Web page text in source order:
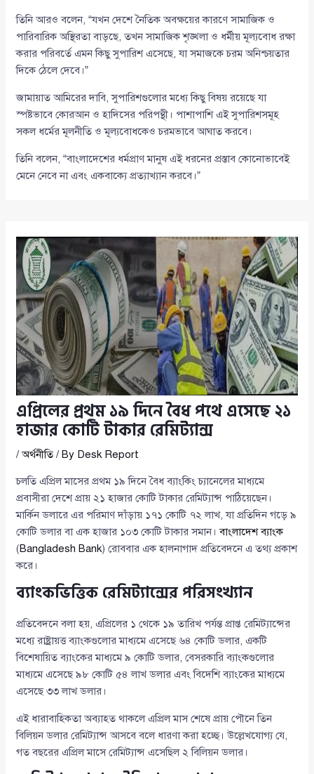
তিনি আরও বলেন, “যখন দেশে নৈতিক অবক্ষয়ের কারণে সামাজিক ও
পারিবারিক অস্থিরতা বাড়ছে, তখন সামাজিক শৃঙ্খলা ও ধর্মীয় মূল্যবোধ রক্ষা
করার পরিবর্তে এমন কিছু সুপারিশ এসেছে, যা সমাজকে চরম অনিশ্চয়তার
দিকে ঠেলে দেবে।”
জামায়াত আমিরের দাবি, সুপারিশগুলোর মধ্যে কিছু বিষয় রয়েছে যা
স্পষ্টভাবে কোরআন ও হাদিসের পরিপন্থী। পাশাপাশি এই সুপারিশসমূহ
সকল ধর্মের মূলনীতি ও মূল্যবোধকেও চরমভাবে আঘাত করবে।
তিনি বলেন, “বাংলাদেশের ধর্মপ্রাণ মানুষ এই ধরনের প্রস্তাব কোনোভাবেই
মেনে নেবে না এবং একবাক্যে প্রত্যাখ্যান করবে।”
এপ্রিলের প্রথম ১৯ দিনে বৈধ পথে এসেছে ২১
হাজার কোটি টাকার রেমিট্যান্স
/অর্থনীতি/ By Desk Report
চলতি এপ্রিল মাসের প্রথম ১৯ দিনে বৈধ ব্যাংকিং চ্যানেলের মাধ্যমে
প্রবাসীরা দেশে প্রায় ২১ হাজার কোটি টাকার রেমিট্যান্স পাঠিয়েছেন।
মার্কিন ডলারে এর পরিমাণ দাঁড়ায় ১৭১ কোটি ৭২ লাখ, যা প্রতিদিন গড়ে ৯
কোটি ডলার বা এক হাজার ১০৩ কোটি টাকার সমান।বাংলাদেশ ব্যাংক
(Bangladesh Bank) রোববার এক হালনাগাদ প্রতিবেদনে এ তথ্য প্রকাশ
করে।
ব্যাংকভিত্তিক রেমিট্যান্সের পরিসংখ্যান
প্রতিবেদনে বলা হয়, এপ্রিলের ১ থেকে ১৯ তারিখ পর্যন্ত প্রাপ্ত রেমিট্যান্সের
মধ্যে রাষ্ট্রায়ত্ত ব্যাংকগুলোর মাধ্যমে এসেছে ৬৪ কোটি ডলার, একটি
বিশেষায়িত ব্যাংকের মাধ্যমে ৯ কোটি ডলার, বেসরকারি ব্যাংকগুলোর
মাধ্যমে এসেছে ৯৮ কোটি ৫৪ লাখ ডলার এবং বিদেশি ব্যাংকের মাধ্যমে
এসেছে ৩৩ লাখ ডলার।
এই ধারাবাহিকতা অব্যাহত থাকলে এপ্রিল মাস শেষে প্রায় পৌনে তিন
বিলিয়ন ডলার রেমিট্যান্স আসবে বলে ধারণা করা হচ্ছে। উল্লেখযোগ্য যে,
গত বছরের এপ্রিল মাসে রেমিট্যান্স এসেছিল ২ বিলিয়ন ডলার।